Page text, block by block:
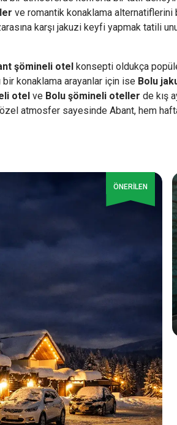
ve romantik konaklama alternatiflerini
karşı jakuzi keyfi yapmak tatili
şömineli otel konsepti oldukça
bir konaklama arayanlar için ise Bolu
otel ve Bolu şömineli oteller de kış
atmosfer sayesinde Abant, hem
ÖNERİLEN